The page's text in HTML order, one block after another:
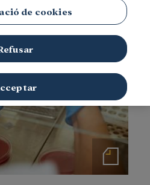
Notas de prensa
de cookies